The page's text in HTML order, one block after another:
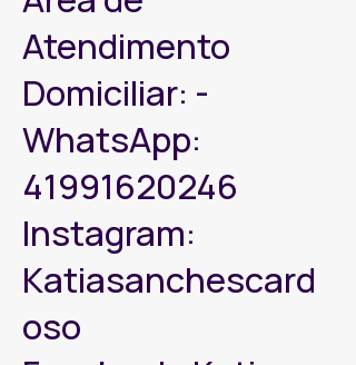
Atendimento
Domiciliar: -
WhatsApp:
41991620246
Instagram:
Katiasanchescard
oso